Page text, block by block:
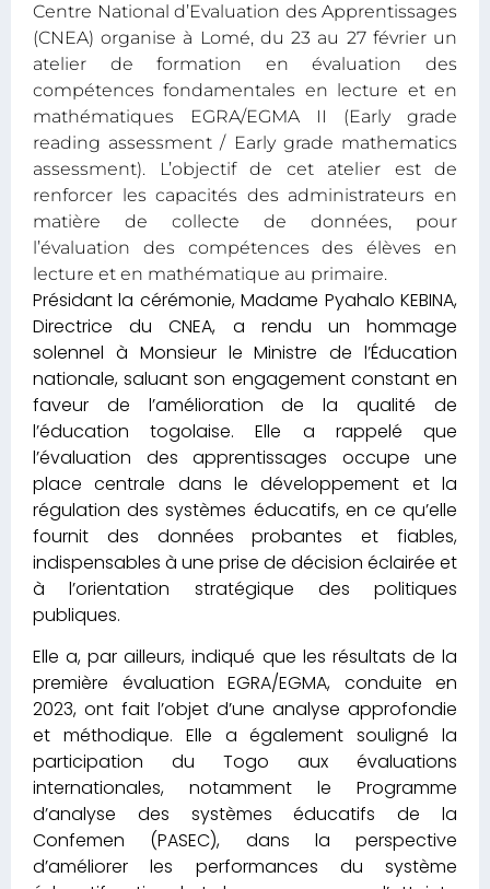
Centre National d’Evaluation des Apprentissages
(CNEA) organise à Lomé, du 23 au 27 février un
atelier de formation en évaluation des
compétences fondamentales en lecture et en
mathématiques EGRA/EGMA II (Early grade
reading assessment / Early grade mathematics
assessment). L’objectif de cet atelier est de
renforcer les capacités des administrateurs en
matière de collecte de données, pour
l’évaluation des compétences des élèves en
lecture et en mathématique au primaire.
Présidant la cérémonie, Madame Pyahalo KEBINA,
Directrice du CNEA, a rendu un hommage
solennel à Monsieur le Ministre de l’Éducation
nationale, saluant son engagement constant en
faveur de l’amélioration de la qualité de
l’éducation togolaise. Elle a rappelé que
l’évaluation des apprentissages occupe une
place centrale dans le développement et la
régulation des systèmes éducatifs, en ce qu’elle
fournit des données probantes et fiables,
indispensables à une prise de décision éclairée et
à l’orientation stratégique des politiques
publiques.
Elle a, par ailleurs, indiqué que les résultats de la
première évaluation EGRA/EGMA, conduite en
2023, ont fait l’objet d’une analyse approfondie
et méthodique. Elle a également souligné la
participation du Togo aux évaluations
internationales, notamment le Programme
d’analyse des systèmes éducatifs de la
Confemen (PASEC), dans la perspective
d’améliorer les performances du système